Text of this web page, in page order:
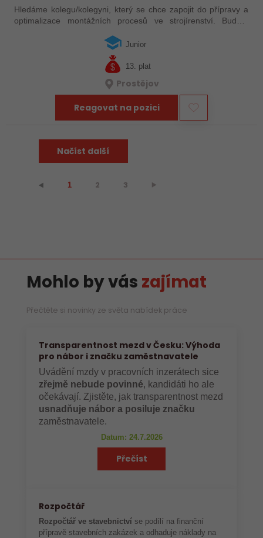
Hledáme kolegu/kolegyni, který se chce zapojit do přípravy a
optimalizace montážních procesů ve strojírenství. Budete
výrobě a spolupracovat…
Junior
13. plat
Prostějov
Reagovat na pozici
Načíst další
⯇ 1 2 3 ⯈
Mohlo by vás zajímat
Přečtěte si novinky ze světa nabídek práce
Transparentnost mezd v Česku: Výhoda
pro nábor i značku zaměstnavatele
Uvádění mzdy v pracovních inzerátech sice
zřejmě nebude povinné, kandidáti ho ale
očekávají. Zjistěte, jak transparentnost mezd
usnadňuje nábor a posiluje značku
zaměstnavatele.
Datum: 24.7.2026
Přečíst
Rozpočtář
Rozpočtář ve stavebnictví se podílí na finanční
přípravě stavebních zakázek a odhaduje náklady na